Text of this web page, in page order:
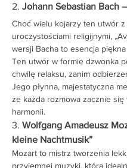
2. Johann Sebastian Bach
Choć wielu kojarzy ten utwór z
uroczystościami religijnymi,
wersji Bacha to esencja
Ten utwór w formie dzwonka
chwilę relaksu, zanim
Jego płynna, majestatyczna
że każda rozmowa zacznie się
harmonii.
3. Wolfgang Amadeusz
kleine Nachtmusik”
Mozart to mistrz tworzenia
przyjemnej muzyki, która